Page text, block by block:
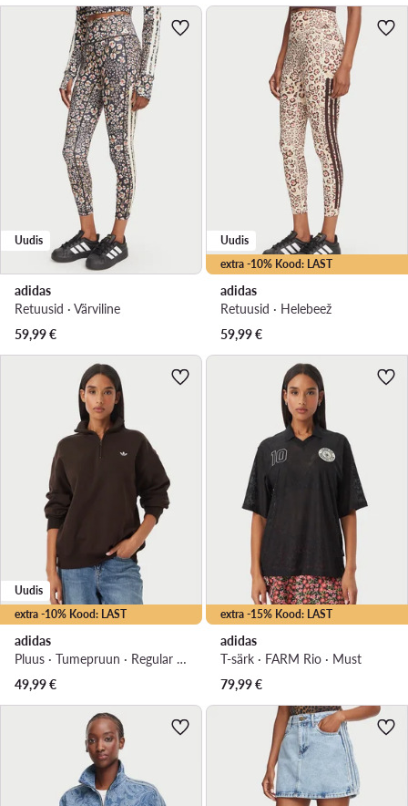
Uudis
adidas
Retuusid · Värviline
59,99€
extra -10% Kood: LAST
Uudis
adidas
Retuusid · Helebeež
59,99€
extra -10% Kood: LAST
Uudis
adidas
Pluus · Tumepruun · Regular Fit
49,99€
extra -15% Kood: LAST
adidas
T-särk · FARM Rio · Must
79,99€